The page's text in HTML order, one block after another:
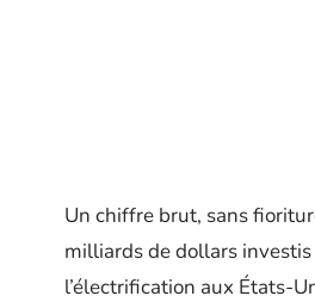
Un chiffre brut, sans
milliards de dollars
l’électrification aux États-